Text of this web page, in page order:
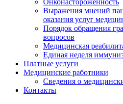
Онконастороженность
Выражения мнений
оказания услуг
Порядок обращения
вопросов
Медицинская
Единая неделя
Платные услуги
Медицинские работники
Сведения о
Контакты